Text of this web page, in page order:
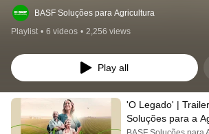
BASF Soluções para Agricultura
Playlist • 6 videos • 2,256 views
Play all
'O Legado' |
Soluções para a